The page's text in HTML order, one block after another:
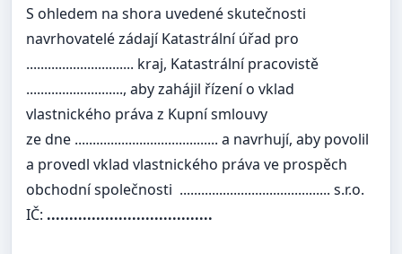
S ohledem na shora uvedené skutečnosti
navrhovatelé zádají Katastrální úřad pro
.............................. kraj, Katastrální pracovistě
..........................., aby zahájil řízení o vklad
vlastnického práva z Kupní smlouvy
ze dne ........................................ a navrhují, aby povolil
a provedl vklad vlastnického práva ve prospěch
obchodní společnosti .......................................... s.r.o.
IČ: .....................................